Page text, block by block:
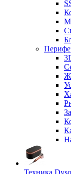
Техника